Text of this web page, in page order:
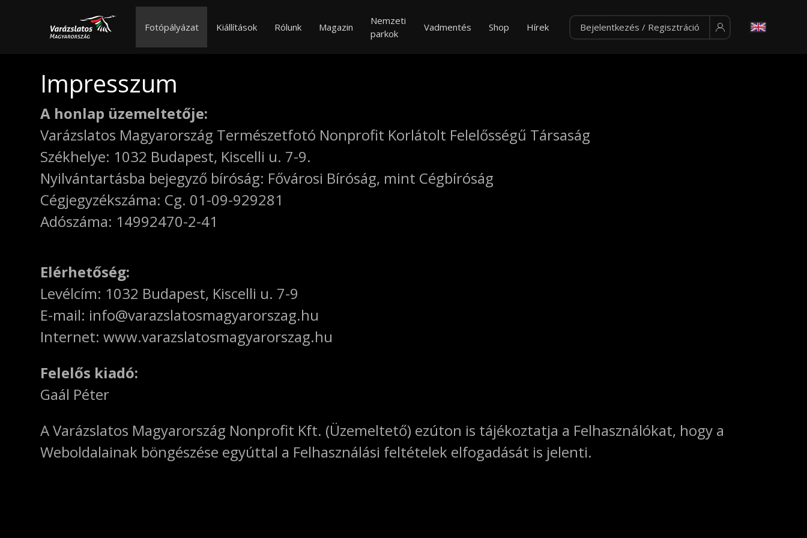
Fotópályázat Kiállítások Rólunk Magazin
Nemzeti
parkok
Vadmentés Shop Hírek Bejelentkezés / Regisztráció
Impresszum
A honlap üzemeltetője:
Varázslatos Magyarország Természetfotó Nonprofit Korlátolt Felelősségű Társaság
Székhelye: 1032 Budapest, Kiscelli u. 7-9.
Nyilvántartásba bejegyző bíróság: Fővárosi Bíróság, mint Cégbíróság
Cégjegyzékszáma: Cg. 01-09-929281
Adószáma: 14992470-2-41
Elérhetőség:
Levélcím: 1032 Budapest, Kiscelli u. 7-9
E-mail: info@varazslatosmagyarorszag.hu
Internet: www.varazslatosmagyarorszag.hu
Felelős kiadó:
Gaál Péter
A Varázslatos Magyarország Nonprofit Kft. (Üzemeltető) ezúton is tájékoztatja a Felhasználókat, hogy a
Weboldalainak böngészése egyúttal a Felhasználási feltételek elfogadását is jelenti.